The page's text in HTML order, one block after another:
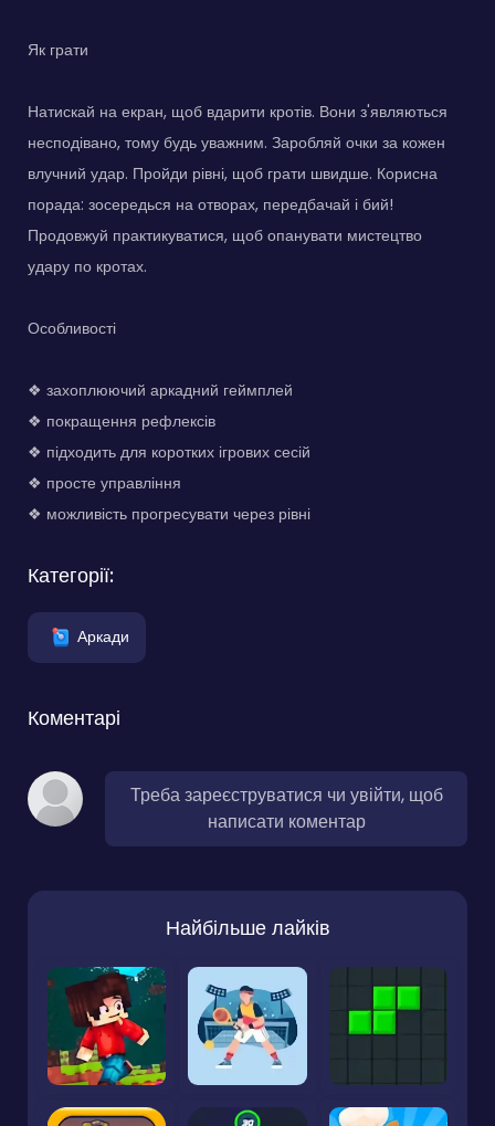
Як грати
Натискай на екран, щоб вдарити кротів. Вони з'являються
несподівано, тому будь уважним. Заробляй очки за кожен
влучний удар. Пройди рівні, щоб грати швидше. Корисна
порада: зосередься на отворах, передбачай і бий!
Продовжуй практикуватися, щоб опанувати мистецтво
удару по кротах.
Особливості
❖ захоплюючий аркадний геймплей
❖ покращення рефлексів
❖ підходить для коротких ігрових сесій
❖ просте управління
❖ можливість прогресувати через рівні
Категорії:
Аркади
Коментарі
Треба зареєструватися чи увійти, щоб
написати коментар
Найбільше лайків